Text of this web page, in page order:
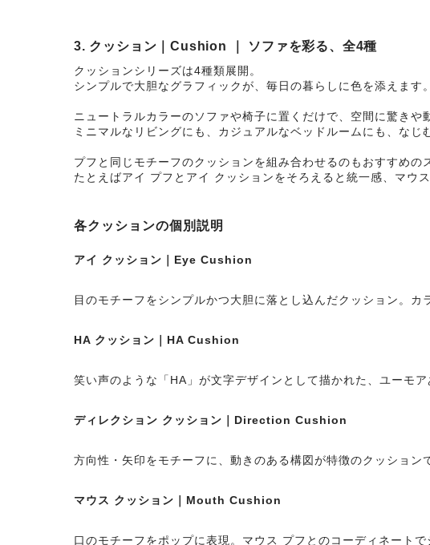
3. クッション｜Cushion ｜ ソファを彩る、全4種
クッションシリーズは4種類展開。
シンプルで大胆なグラフィックが、毎日の暮らしに色を添えます。
ニュートラルカラーのソファや椅子に置くだけで、空間に驚きや
ミニマルなリビングにも、カジュアルなベッドルームにも、な
プフと同じモチーフのクッションを組み合わせるのもおすすめの
たとえばアイ プフとアイ クッションをそろえると統一感、マウ
各クッションの個別説明
アイ クッション｜Eye Cushion
目のモチーフをシンプルかつ大胆に落とし込んだクッション。カ
HA クッション｜HA Cushion
笑い声のような「HA」が文字デザインとして描かれた、ユーモ
ディレクション クッション｜Direction Cushion
方向性・矢印をモチーフに、動きのある構図が特徴のクッション
マウス クッション｜Mouth Cushion
口のモチーフをポップに表現。マウス プフとのコーディネートで